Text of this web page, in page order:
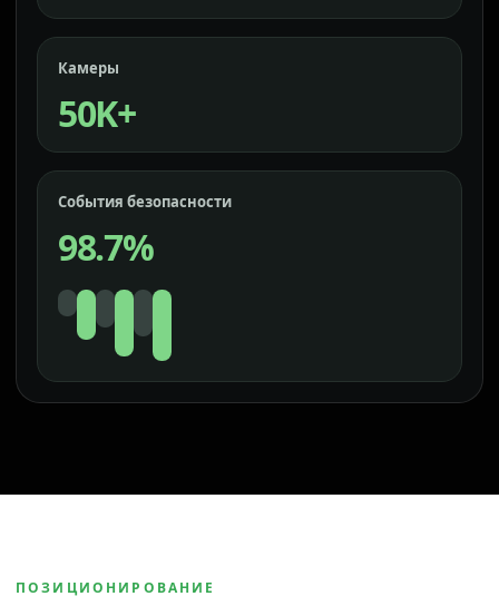
Камеры
50K+
События безопасности
98.7%
ПОЗИЦИОНИРОВАНИЕ